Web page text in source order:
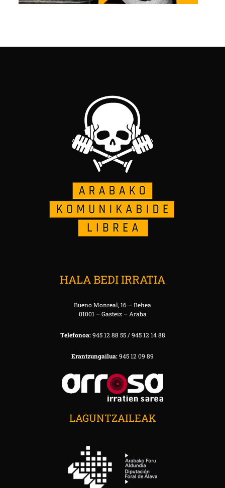
HALA BEDI IRRATIA
Bueno Monreal, 16 – Behea
01001 – Gasteiz – Araba
Telefonoa:945 12 88 55 / 945 12 14 88
Erantzungailua:945 12 09 89
LAGUNTZAILEAK